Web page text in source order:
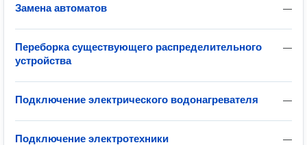
—
Замена автоматов
—
Переборка существующего распределительного
устройства
—
Подключение электрического водонагревателя
—
Подключение электротехники